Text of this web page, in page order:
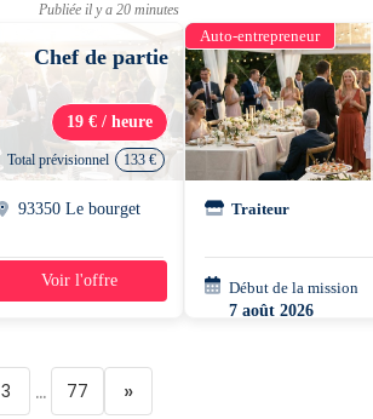
Publiée il y a 20 minutes
Chef de partie
19 € / heure
Total prévisionnel 133 €
93350 Le bourget
1 jour
Voir l'offre
Auto-entrepreneur
Traiteur
Début de la mission
7 août 2026
3 ... 77 »